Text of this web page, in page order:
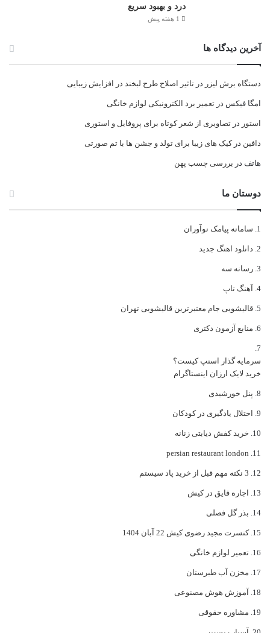
درد و بهبود سریع
1 هفته پیش
آخرین دیدگاه ها
دستگاه برش لیزر در تاثیر اصلاح طرح لبخند در افزایش زیبایی
امگا فیکس در تعمیر برد الکترونیکی لوازم خانگی
استور در تصاویری از شعر کوتاه برای پروفایل و استوری
دافین درکیک های زیبا برای تولد و جشن ها با تم صورتی
هاتف در بررسی چسب پهن
دوستان ما
سامانه پیامک نوآوران
دانلود اهنگ جدید
رسانه سه
آهنگ تاپ
قالیشویی جام معتبرترین قالیشویی تهران
منابع آزمون دکتری
سرمایه گذار اسنپ کیست؟
خرید لایک ارزان اینستاگرام
پنل خورشیدی
اختلال یادگیری در کودکان
خرید کفش دیابتی زنانه
persian restaurant london
3 نکته مهم قبل از خرید پاد سیستم
اجاره قایق در کیش
بذر گل فصلی
کنسرت مجید رضوی کیش 22 آبان 1404
تعمیر لوازم خانگی
مخزن آب طبرستان
آموزش هوش مصنوعی
مشاوره حقوقی